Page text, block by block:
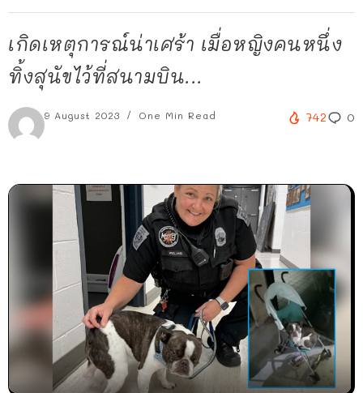
เกิดเหตุการณ์น่าเศร้า เมื่อหญิงคนหนึ่ง
ทิ้งสุนัขไว้ที่สนามบิน...
9 August 2023 One Min Read 742 0